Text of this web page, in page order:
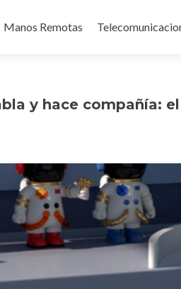
Manos Remotas
y hace compañía: